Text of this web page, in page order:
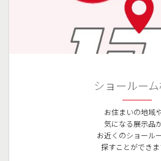
ショールー
お住まいの地域や
気になる展示品
お近くのショール
探すことができま